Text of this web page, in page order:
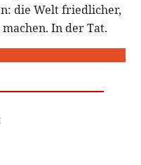
die Welt friedlicher,
In der Tat.